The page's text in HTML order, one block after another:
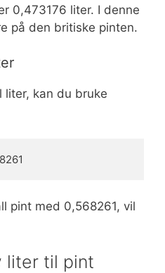
0,473176 liter. I denne
på den britiske pinten.
liter, kan du bruke
pint med 0,568261, vil
liter til pint